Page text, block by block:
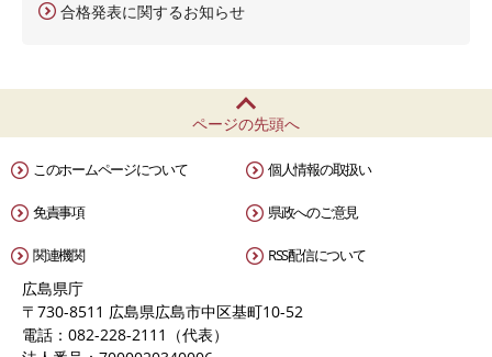
合格発表に関するお知らせ
ページの先頭へ
このホームページについて 個人情報の取扱い
免責事項 県政へのご意見
関連機関 RSS配信について
広島県庁
〒730-8511 広島県広島市中区基町10-52
電話：082-228-2111（代表）